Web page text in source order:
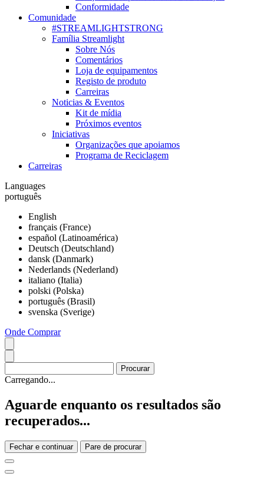
Conformidade
Comunidade
#STREAMLIGHTSTRONG
Família Streamlight
Sobre Nós
Comentários
Loja de equipamentos
Registo de produto
Carreiras
Noticias & Eventos
Kit de mídia
Próximos eventos
Iniciativas
Organizações que apoiamos
Programa de Reciclagem
Carreiras
Languages
português
English
français (France)
español (Latinoamérica)
Deutsch (Deutschland)
dansk (Danmark)
Nederlands (Nederland)
italiano (Italia)
polski (Polska)
português (Brasil)
svenska (Sverige)
Onde Comprar
Carregando...
Aguarde enquanto os resultados são
recuperados...
Fechar e continuar Pare de procurar